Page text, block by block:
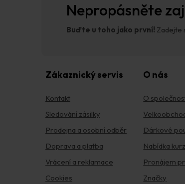
Nepropásněte
Buďte u toho jako první! Zadejte
Zákaznický servis
Kontakt
Sledování zásilky
Prodejna a osobní odběr
Doprava a platba
Vrácení a reklamace
Cookies
O nás
O
Dárkové
Nabídka
Pronájem
Značky